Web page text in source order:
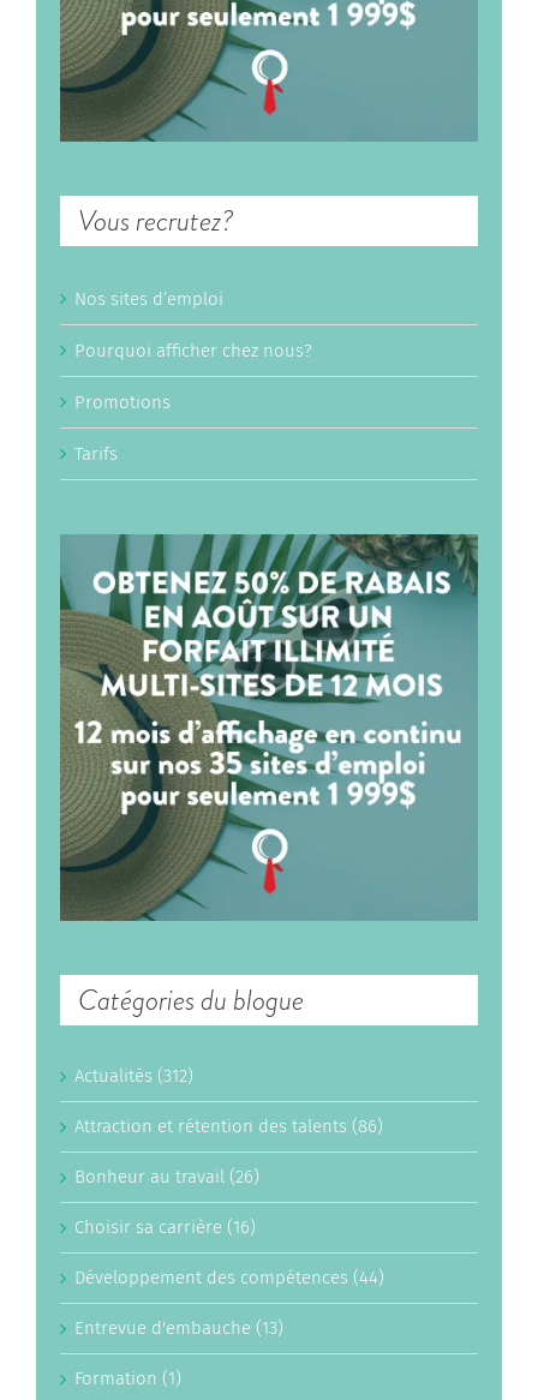
Vous recrutez?
Nos sites d’emploi
Pourquoi afficher chez nous?
Promotions
Tarifs
Catégories du blogue
Actualités (312)
Attraction et rétention des talents (86)
Bonheur au travail (26)
Choisir sa carrière (16)
Développement des compétences (44)
Entrevue d'embauche (13)
Formation (1)